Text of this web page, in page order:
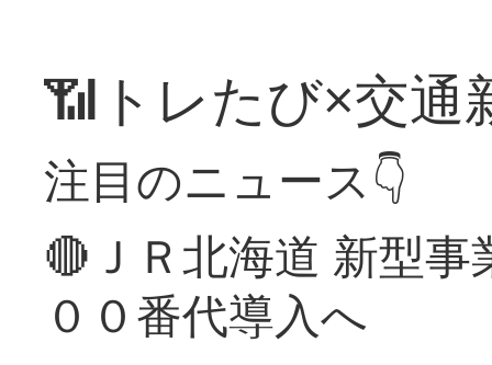
📶トレたび×交通
注目のニュース👇
🔴ＪＲ北海道 新型
００番代導入へ